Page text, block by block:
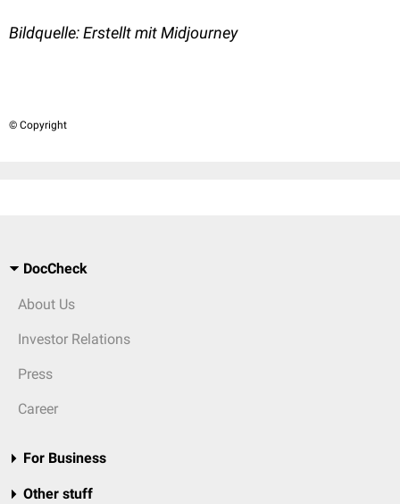
Bildquelle: Erstellt mit Midjourney
© Copyright
DocCheck
About Us
Investor Relations
Press
Career
For Business
Other stuff